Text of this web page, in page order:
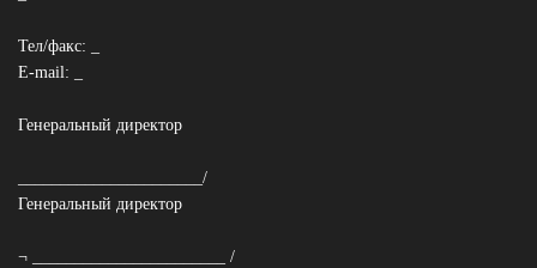
Тел/факс: _
E-mail: _
Генеральный директор
______________________/
Генеральный директор
¬ _______________________ /